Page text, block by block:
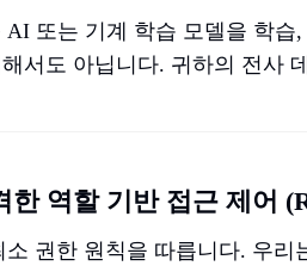
AI 또는 기계 학습 모델을 학
서도 아닙니다. 귀하의 전사
역할 기반 접근 제어
권한 원칙을 따릅니다. 우